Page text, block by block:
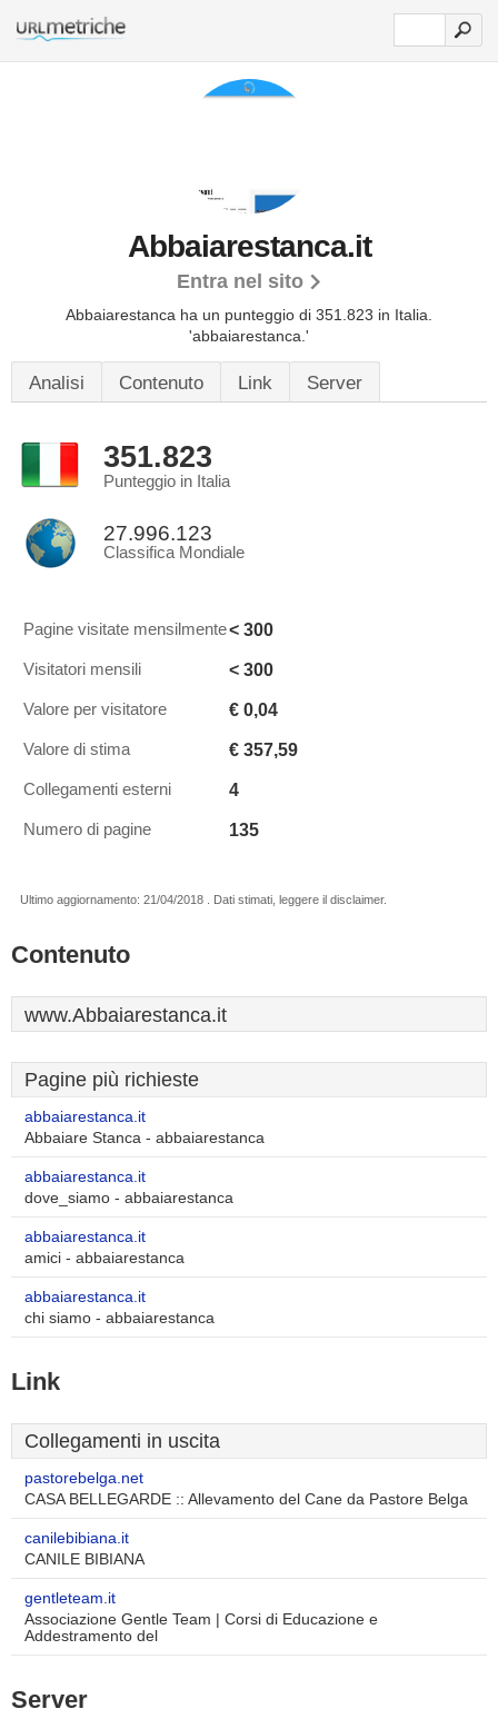
Abbaiarestanca.it
Entra nel sito
Abbaiarestanca ha un punteggio di 351.823 in Italia.
'abbaiarestanca.'
Analisi Contenuto Link Server
351.823
Punteggio in Italia
27.996.123
Classifica Mondiale
Pagine visitate mensilmente< 300
Visitatori mensili < 300
Valore per visitatore € 0,04
Valore di stima € 357,59
Collegamenti esterni 4
Numero di pagine 135
Ultimo aggiornamento: 21/04/2018 . Dati stimati, leggere il disclaimer.
Contenuto
www.Abbaiarestanca.it
Pagine più richieste
abbaiarestanca.it
Abbaiare Stanca - abbaiarestanca
abbaiarestanca.it
dove_siamo - abbaiarestanca
abbaiarestanca.it
amici - abbaiarestanca
abbaiarestanca.it
chi siamo - abbaiarestanca
Link
Collegamenti in uscita
pastorebelga.net
CASA BELLEGARDE :: Allevamento del Cane da Pastore Belga
canilebibiana.it
CANILE BIBIANA
gentleteam.it
Associazione Gentle Team | Corsi di Educazione e
Addestramento del
Server